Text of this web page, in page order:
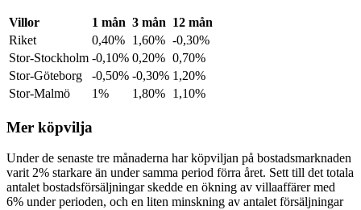
Villor 1 mån 3 mån 12 mån
Riket
0,40% 1,60% -0,30%
Stor-Stockholm -0,10% 0,20% 0,70%
Stor-Göteborg
-0,50% -0,30% 1,20%
Stor-Malmö
1% 1,80% 1,10%
Mer köpvilja
Under de senaste tre månaderna har köpviljan på bostadsmarknaden
varit 2% starkare än under samma period förra året. Sett till det totala
antalet bostadsförsäljningar skedde en ökning av villaaffärer med
6% under perioden, och en liten minskning av antalet försäljningar